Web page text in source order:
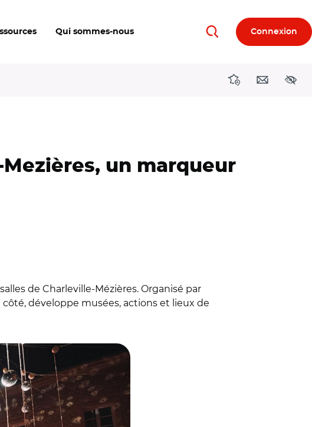
Qui sommes-nous RechercherConnexion
DirectionsContact
un marqueur
de Charleville-Mézières. Organisé par
développe musées, actions et lieux de